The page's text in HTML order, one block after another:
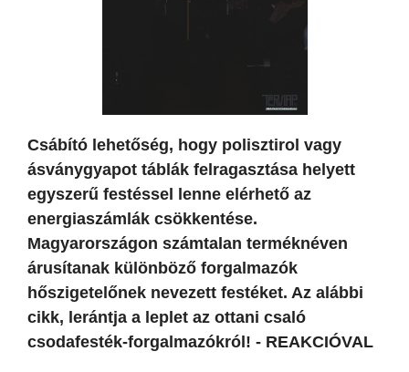
Csábító lehetőség, hogy polisztirol vagy
ásványgyapot táblák felragasztása helyett
egyszerű festéssel lenne elérhető az
energiaszámlák csökkentése.
Magyarországon számtalan terméknéven
árusítanak különböző forgalmazók
hőszigetelőnek nevezett festéket. Az alábbi
cikk, lerántja a leplet az ottani csaló
csodafesték-forgalmazókról! - REAKCIÓVAL